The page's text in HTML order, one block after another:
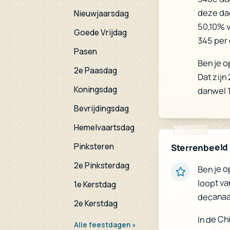
Nieuwjaarsdag
Goede Vrijdag
Pasen
2e Paasdag
Koningsdag
Bevrijdingsdag
Hemelvaartsdag
Pinksteren
2e Pinksterdag
1e Kerstdag
2e Kerstdag
Alle feestdagen »
deze
345 per
Ben je
Dat zijn
danwel
Sterrenbeeld
Ben je
loopt
In de